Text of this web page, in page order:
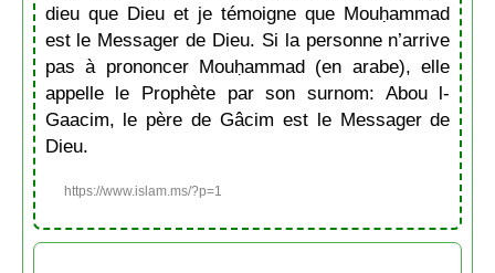
dieu que Dieu et je témoigne que Mouḥammad
est le Messager de Dieu. Si la personne n’arrive
pas à prononcer Mouḥammad (en arabe), elle
appelle le Prophète par son surnom: Abou l-
Gaacim, le père de Gâcim est le Messager de
Dieu.
https://www.islam.ms/?p=1